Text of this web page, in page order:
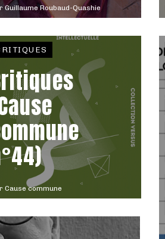
Guillaume Roubaud-Quashie
Cause commune